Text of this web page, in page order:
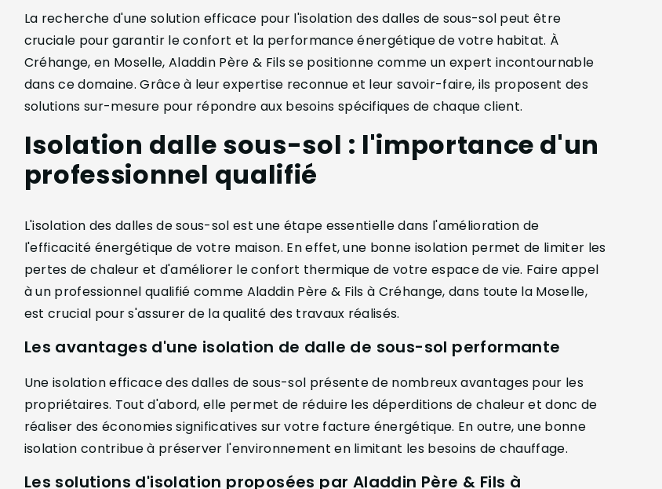
La recherche d'une solution efficace pour l'isolation des dalles de sous-sol peut être
cruciale pour garantir le confort et la performance énergétique de votre habitat. À
Créhange, en Moselle, Aladdin Père & Fils se positionne comme un expert incontournable
dans ce domaine. Grâce à leur expertise reconnue et leur savoir-faire, ils proposent des
solutions sur-mesure pour répondre aux besoins spécifiques de chaque client.
Isolation dalle sous-sol : l'importance d'un
professionnel qualifié
L'isolation des dalles de sous-sol est une étape essentielle dans l'amélioration de
l'efficacité énergétique de votre maison. En effet, une bonne isolation permet de limiter les
pertes de chaleur et d'améliorer le confort thermique de votre espace de vie. Faire appel
à un professionnel qualifié comme Aladdin Père & Fils à Créhange, dans toute la Moselle,
est crucial pour s'assurer de la qualité des travaux réalisés.
Les avantages d'une isolation de dalle de sous-sol performante
Une isolation efficace des dalles de sous-sol présente de nombreux avantages pour les
propriétaires. Tout d'abord, elle permet de réduire les déperditions de chaleur et donc de
réaliser des économies significatives sur votre facture énergétique. En outre, une bonne
isolation contribue à préserver l'environnement en limitant les besoins de chauffage.
Les solutions d'isolation proposées par Aladdin Père & Fils à